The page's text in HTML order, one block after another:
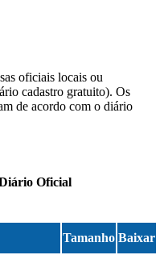
oficiais locais ou
cadastro gratuito). Os
de acordo com o diário
Oficial
Tamanho Baixar